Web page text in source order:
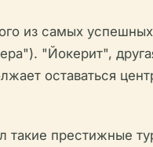
из самых
"Йокерит",
оставаться
такие престижные